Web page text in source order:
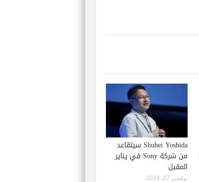
Shuhei Yoshida سيتقاعد
من شركة Sony في يناير
المقبل
نوفمبر 27, 2024